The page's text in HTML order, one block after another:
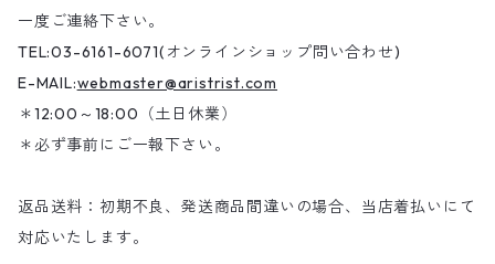
一度ご連絡下さい。
TEL:03-6161-6071(オンラインショップ問い合わせ)
E-MAIL:webmaster@aristrist.com
＊12:00～18:00（土日休業）
＊必ず事前にご一報下さい。
返品送料：初期不良、発送商品間違いの場合、当店着払いにて
対応いたします。